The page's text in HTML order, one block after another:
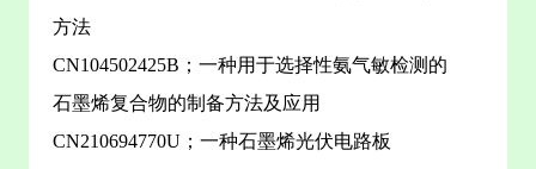
方法
CN104502425B；一种用于选择性氨气敏检测的
石墨烯复合物的制备方法及应用
CN210694770U；一种石墨烯光伏电路板